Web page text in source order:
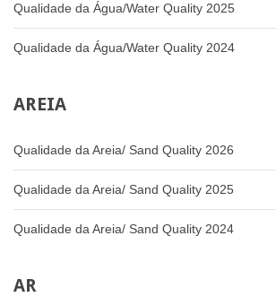
Qualidade da Água/Water Quality 2025
Qualidade da Água/Water Quality 2024
AREIA
Qualidade da Areia/ Sand Quality 2026
Qualidade da Areia/ Sand Quality 2025
Qualidade da Areia/ Sand Quality 2024
AR